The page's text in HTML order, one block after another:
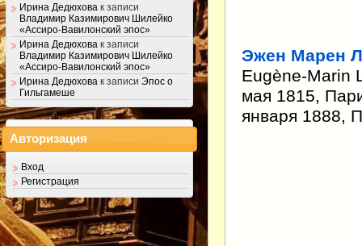
Эжен Марен
Eugène-Marin
мая 1815,
января 1888,
Ирина Дедюхова к записи
Владимир Казимирович Шилейко
«Ассиро-Вавилонский эпос»
Ирина Дедюхова к записи
Владимир Казимирович Шилейко
«Ассиро-Вавилонский эпос»
Ирина Дедюхова к записи Эпос о
Гильгамеше
Авторизация
Вход
Регистрация